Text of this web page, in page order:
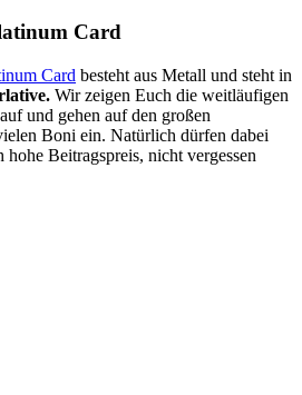
Card
Card besteht aus Metall und steht in
Wir zeigen Euch die weitläufigen
und gehen auf den großen
Boni ein. Natürlich dürfen dabei
Beitragspreis, nicht vergessen